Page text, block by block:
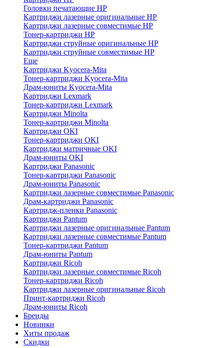
Головки печатающие HP
Картриджи лазерные оригинальные HP
Картриджи лазерные совместимые HP
Тонер-картриджи HP
Картриджи струйные оригинальные HP
Картриджи струйные совместимые HP
Еще
Картриджи Kyocera-Mita
Тонер-картриджи Kyocera-Mita
Драм-юниты Kyocera-Mita
Картриджи Lexmark
Тонер-картриджи Lexmark
Картриджи Minolta
Тонер-картриджи Minolta
Картриджи OKI
Тонер-картриджи OKI
Картриджи матричные OKI
Драм-юниты OKI
Картриджи Panasonic
Тонер-картриджи Panasonic
Драм-юниты Panasonic
Картриджи лазерные совместимые Panasonic
Драм-картриджи Panasonic
Картридж-пленки Panasonic
Картриджи Pantum
Картриджи лазерные оригинальные Pantum
Картриджи лазерные совместимые Pantum
Тонер-картриджи Pantum
Драм-юниты Pantum
Картриджи Ricoh
Картриджи лазерные совместимые Ricoh
Тонер-картриджи Ricoh
Картриджи лазерные оригинальные Ricoh
Принт-картриджи Ricoh
Драм-юниты Ricoh
Бренды
Новинки
Хиты продаж
Скидки